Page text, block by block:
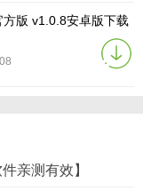
版 v1.0.8安卓版下载
亲测有效】